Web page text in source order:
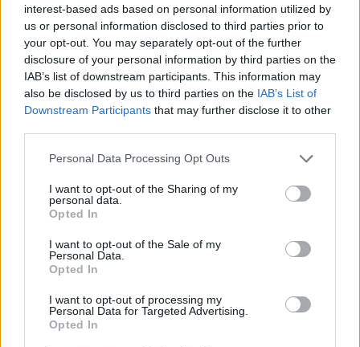
interest-based ads based on personal information utilized by
us or personal information disclosed to third parties prior to
your opt-out. You may separately opt-out of the further
disclosure of your personal information by third parties on the
IAB’s list of downstream participants. This information may
also be disclosed by us to third parties on the IAB’s List of
Downstream Participants that may further disclose it to other
Please note that this website/app uses one or more Google
not limited to your visit or usage behaviour. You may click to
grant or deny consent to Google and its third-party tags to
use your data for below specified purposes in below Google
consent section.
Personal Data Processing Opt Outs
I want to opt-out of the Sharing of my
personal data.
Opted In
I want to opt-out of the Sale of my
Personal Data.
Opted In
I want to opt-out of processing my
Personal Data for Targeted Advertising.
Opted In
συνέχεια έκδοσης αποφάσεων για εφάπαξ.